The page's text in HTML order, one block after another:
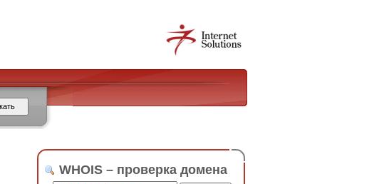
WHOIS – проверка домена